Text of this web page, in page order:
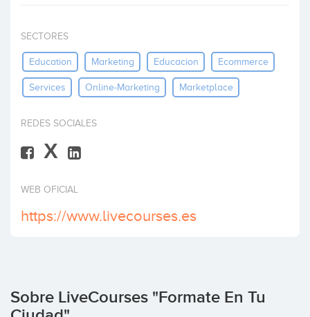
SECTORES
Education Marketing Educacion Ecommerce
Services Online-Marketing Marketplace
REDES SOCIALES
X
WEB OFICIAL
https://www.livecourses.es
Sobre LiveCourses "Formate En Tu